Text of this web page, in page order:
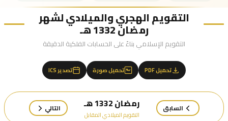
التقويم الهجري والميلادي لشهر
رمضان 1332 هـ
التقويم الإسلامي بناءً على الحسابات الفلكية الدقيقة
تحميل PDF تحميل صورة تصدير ICS
السابق رمضان 1332 هـ
التقويم الميلادي المقابل
التالي